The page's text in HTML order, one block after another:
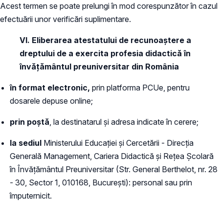
Acest termen se poate prelungi în mod corespunzător în cazul
efectuării unor verificări suplimentare.
VI. Eliberarea atestatului de recunoaștere a
dreptului de a exercita profesia didactică în
învățământul preuniversitar din România
în format electronic, prin platforma PCUe, pentru
dosarele depuse online;
prin poştă , la destinatarul și adresa indicate în cerere;
la sediul Ministerului Educației și Cercetării - Direcția
Generală Management, Cariera Didactică și Rețea Școlară
în Învățământul Preuniversitar (Str. General Berthelot, nr. 28
- 30, Sector 1, 010168, Bucureşti): personal sau prin
împuternicit.